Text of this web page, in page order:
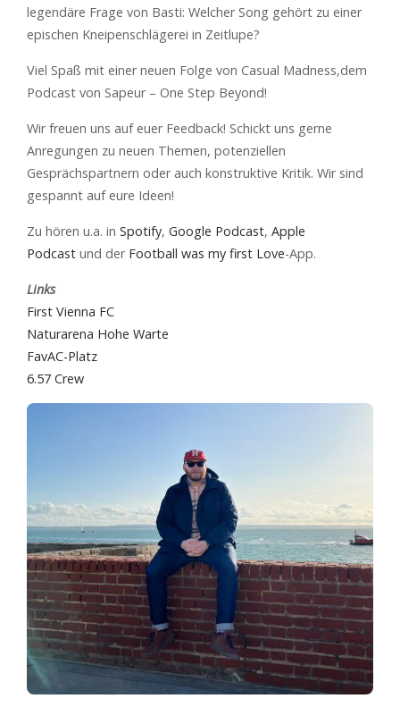
legendäre Frage von Basti: Welcher Song gehört zu einer
epischen Kneipenschlägerei in Zeitlupe?
Viel Spaß mit einer neuen Folge von Casual Madness,dem
Podcast von Sapeur – One Step Beyond!
Wir freuen uns auf euer Feedback! Schickt uns gerne
Anregungen zu neuen Themen, potenziellen
Gesprächspartnern oder auch konstruktive Kritik. Wir sind
gespannt auf eure Ideen!
Zu hören u.a. in ⁠Spotify⁠, ⁠Google Podcast⁠, ⁠Apple
Podcast ⁠ und der ⁠Football was my first Love⁠-App.
Links
First Vienna FC
Naturarena Hohe Warte
FavAC-Platz
6.57 Crew